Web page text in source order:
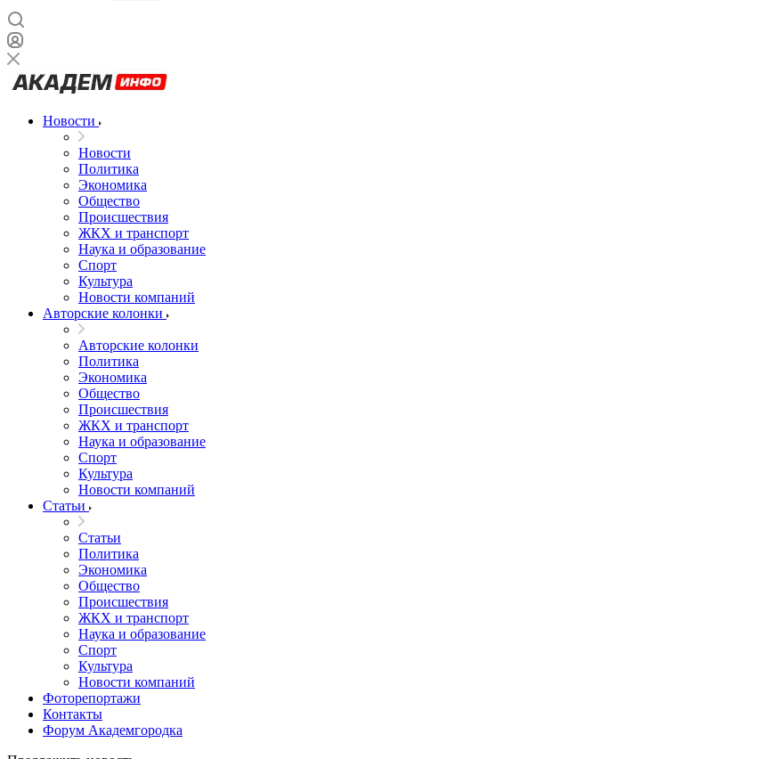
Новости
Новости
Политика
Экономика
Общество
Происшествия
ЖКХ и транспорт
Наука и образование
Спорт
Культура
Новости компаний
Авторские колонки
Авторские колонки
Политика
Экономика
Общество
Происшествия
ЖКХ и транспорт
Наука и образование
Спорт
Культура
Новости компаний
Статьи
Статьи
Политика
Экономика
Общество
Происшествия
ЖКХ и транспорт
Наука и образование
Спорт
Культура
Новости компаний
Фоторепортажи
Контакты
Форум Академгородка